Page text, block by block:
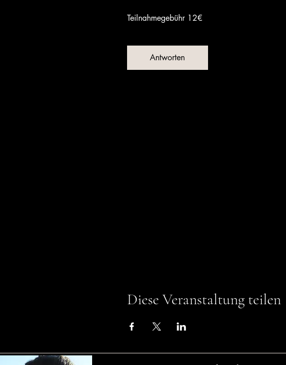
Teilnahmegebühr 12€
Antworten
Diese Veranstaltung teilen